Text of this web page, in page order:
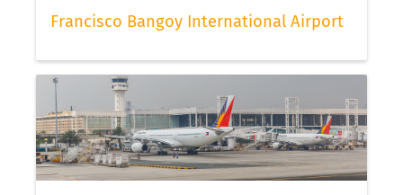
Francisco Bangoy International Airport